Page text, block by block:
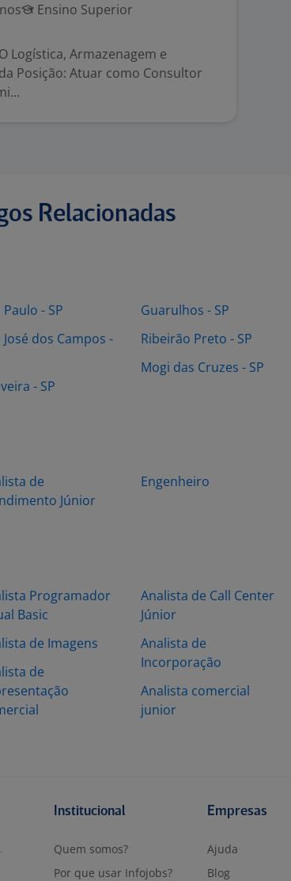
Ensino Superior
Logística, Armazenagem e
Posição: Atuar como Consultor
Relacionadas
Paulo - SP
José dos Campos -
- SP
Guarulhos - SP
Ribeirão Preto - SP
Mogi das Cruzes - SP
de
Júnior
Engenheiro
Programador
Basic
de Imagens
de
Analista de Call Center
Júnior
Analista de
Incorporação
Analista comercial
junior
Institucional
Quem somos?
Por que usar Infojobs?
Empresas
Ajuda
Blog